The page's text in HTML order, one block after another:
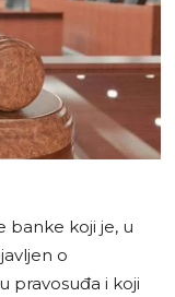
banke koji je, u
o
pravosuđa i koji